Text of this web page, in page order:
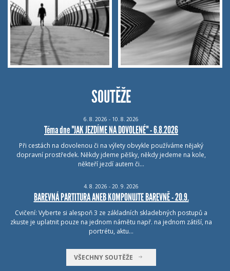
SOUTĚŽE
6. 8. 2026 - 10. 8. 2026
Téma dne "JAK JEZDÍME NA DOVOLENÉ" - 6.8.2026
Při cestách na dovolenou či na výlety obvykle používáme nějaký
dopravní prostředek. Někdy jdeme pěšky, někdy jedeme na kole,
někteří jezdí autem či…
4. 8. 2026 - 20. 9. 2026
BAREVNÁ PARTITURA ANEB KOMPONUJTE BAREVNĚ - 20.9.
Cvičení: Vyberte si alespoň 3 ze základních skladebných postupů a
zkuste je uplatnit pouze na jednom námětu např. na jednom zátiší, na
portrétu, aktu…
VŠECHNY SOUTĚŽE